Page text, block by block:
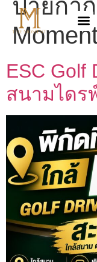
ป้ายกำ
ESC Golf
สนามไดร